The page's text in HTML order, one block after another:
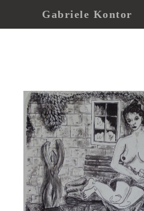
Gabriele Kontor